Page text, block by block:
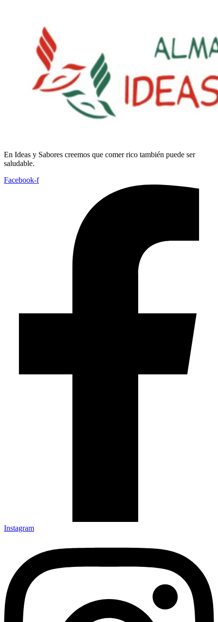
En Ideas y Sabores creemos que comerrico también puede ser
saludable.
Facebook-f
Instagram